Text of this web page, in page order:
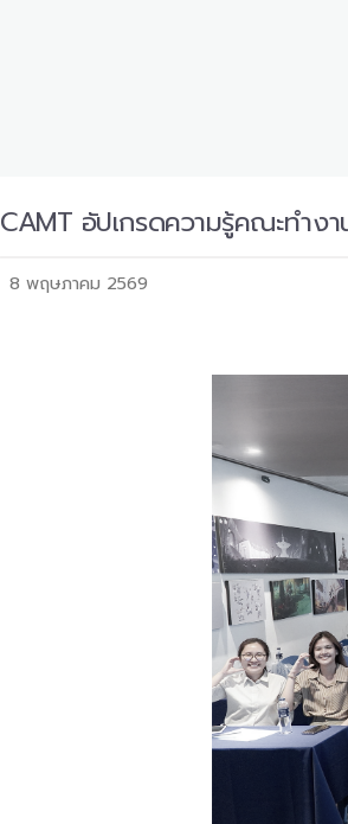
CAMT อัปเกรดความรู้คณะทำง
8 พฤษภาคม 2569